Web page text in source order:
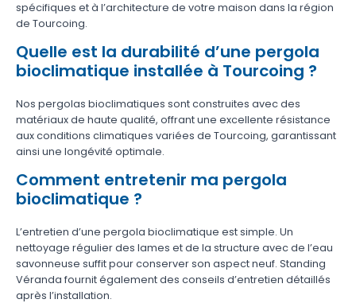
spécifiques et à l’architecture de votre maison dans la région
de Tourcoing.
Quelle est la durabilité d’une pergola
bioclimatique installée à Tourcoing ?
Nos pergolas bioclimatiques sont construites avec des
matériaux de haute qualité, offrant une excellente résistance
aux conditions climatiques variées de Tourcoing, garantissant
ainsi une longévité optimale.
Comment entretenir ma pergola
bioclimatique ?
L’entretien d’une pergola bioclimatique est simple. Un
nettoyage régulier des lames et de la structure avec de l’eau
savonneuse suffit pour conserver son aspect neuf. Standing
Véranda fournit également des conseils d’entretien détaillés
après l’installation.